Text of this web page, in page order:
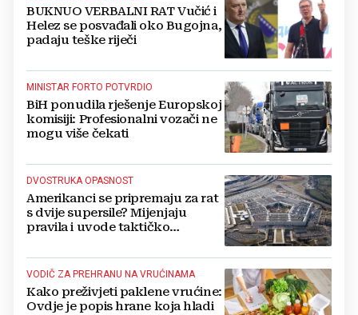
BUKNUO VERBALNI RAT Vučić i
Helez se posvađali oko Bugojna,
padaju teške riječi
MINISTAR FORTO POTVRDIO
BiH ponudila rješenje Europskoj
komisiji: Profesionalni vozači ne
mogu više čekati
DVOSTRUKA OPASNOST
Amerikanci se pripremaju za rat
s dvije supersile? Mijenjaju
pravila i uvode taktičko
VODIČ ZA PREHRANU NA VRUĆINAMA
Kako preživjeti paklene vrućine:
Ovdje je popis hrane koja hladi